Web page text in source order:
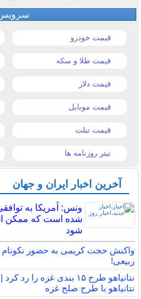
قیمت خودرو
قیمت طلا و سکه
قیمت دلار
قیمت موبایل
قیمت تبلت
تیتر روزنامه ها
آخرین اخبار ایران و جهان
ونس: آمریکا به
شده است که ممکن
شود
واکنش حجت کریمی به حضور نکونام
ربیعی!
نتانیاهو طرح ۱۵ بندی
نتانیاهو با طرح صلح غزه